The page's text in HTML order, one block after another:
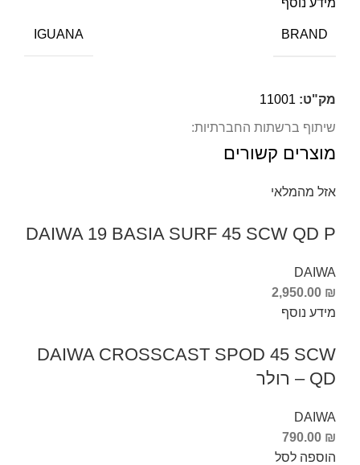
מידע נוסף
BRAND
IGUANA
מק"ט: 11001
שיתוף ברשתות החברתיות:
מוצרים קשורים
אזל מהמלאי
DAIWA 19 BASIA SURF 45 SCW QD P
DAIWA
2,950.00 ₪
מידע נוסף
DAIWA CROSSCAST SPOD 45 SCW
QD – רולר
DAIWA
790.00 ₪
הוספה לסל